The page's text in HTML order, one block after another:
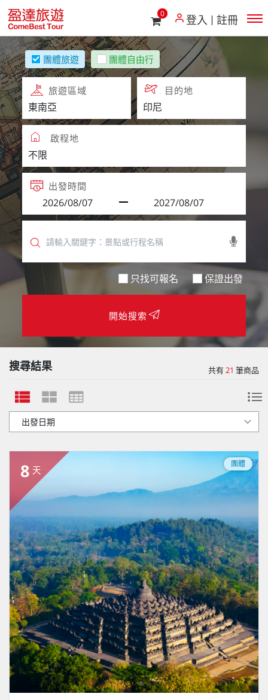
0 登入 註冊
團體旅遊 團體自由行
旅遊區域 目的地
啟程地
出發時間
只找可報名 保證出發
開始搜索
搜尋結果 共有21 筆商品
8 天
團體